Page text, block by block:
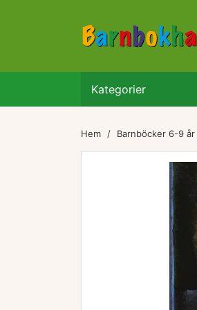
Kategorier
Hem Barnböcker 6-9 år